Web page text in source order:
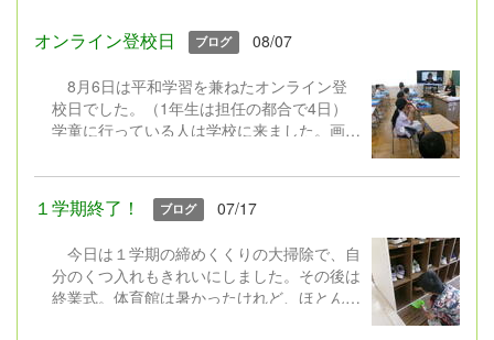
オンライン登校日 ブログ 08/07
8月6日は平和学習を兼ねたオンライン登
校日でした。（1年生は担任の都合で4日）
学童に行っている人は学校に来ました。画面
た。元気に手を振ってくれる人、笑顔を見せ
てくれる人、恥ずかしくてカメラをオフにす
る人などさまざまでしたが、どの学年もみん
は、６年生が総合で作成した平和についての
動画を見たり、低学年は絵本を読んだりし
て、過去や現在の戦争のこと、未来に向けて
１学期終了！ ブログ 07/17
今日は１学期の締めくくりの大掃除で、自
分のくつ入れもきれいにしました。その後は
終業式。体育館は暑かったけれど、ほとんど